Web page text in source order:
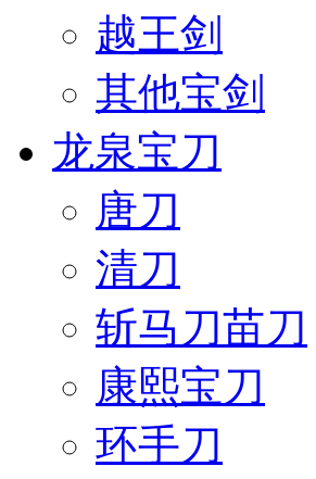
越王剑
其他宝剑
龙泉宝刀
唐刀
清刀
斩马刀苗刀
康熙宝刀
环手刀